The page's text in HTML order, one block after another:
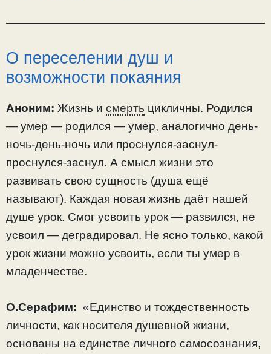
О переселении душ и
возможности покаяния
Аноним: Жизнь и смерть цикличны. Родился
— умер — родился — умер, аналогично день-
ночь-день-ночь или проснулся-заснул-
проснулся-заснул. А смысл жизни это
развивать свою сущность (душа ещё
называют). Каждая новая жизнь даёт нашей
душе урок. Смог усвоить урок — развился, не
усвоил — деградировал. Не ясно только, какой
урок жизни можно усвоить, если ты умер в
младенчестве.
О.Серафим: «Единство и тождественность
личности, как носителя душевной жизни,
основаны на единстве личного самосознания,